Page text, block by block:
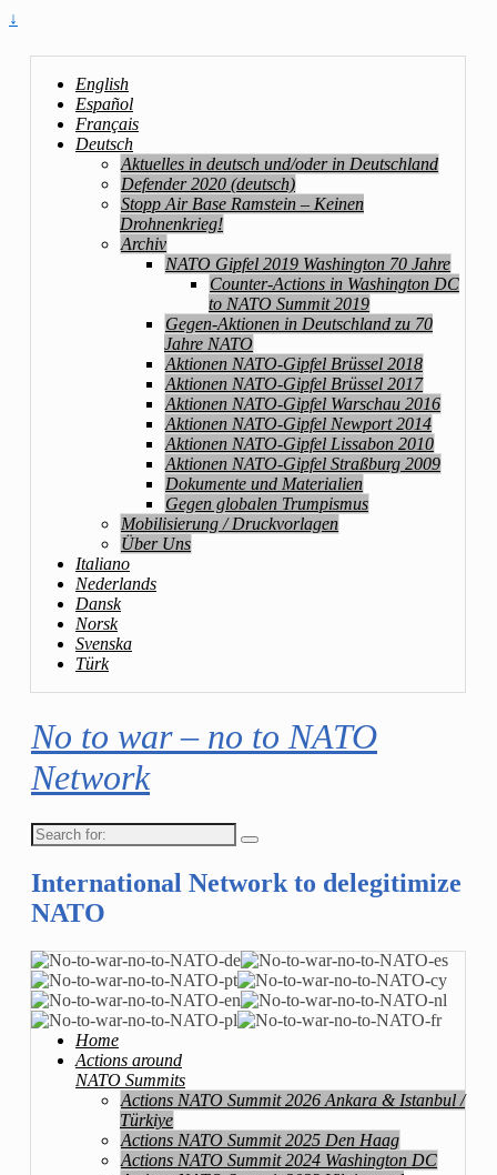
↓
English
Español
Français
Deutsch
Aktuelles in deutsch und/oder in Deutschland
Defender 2020 (deutsch)
Stopp Air Base Ramstein – Keinen
Drohnenkrieg!
Archiv
NATO Gipfel 2019 Washington 70 Jahre
Counter-Actions in Washington DC
to NATO Summit 2019
Gegen-Aktionen in Deutschland zu 70
Jahre NATO
Aktionen NATO-Gipfel Brüssel 2018
Aktionen NATO-Gipfel Brüssel 2017
Aktionen NATO-Gipfel Warschau 2016
Aktionen NATO-Gipfel Newport 2014
Aktionen NATO-Gipfel Lissabon 2010
Aktionen NATO-Gipfel Straßburg 2009
Dokumente und Materialien
Gegen globalen Trumpismus
Mobilisierung / Druckvorlagen
Über Uns
Italiano
Nederlands
Dansk
Norsk
Svenska
Türk
No to war – no to NATO
Network
Search
for:
International Network to delegitimize
NATO
Home
Actions around
NATO Summits
Actions NATO Summit 2026 Ankara & Istanbul /
Türkiye
Actions NATO Summit 2025 Den Haag
Actions NATO Summit 2024 Washington DC